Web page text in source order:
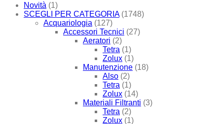
Novità (1)
SCEGLI PER CATEGORIA (1748)
Acquariologia (127)
Accessori Tecnici (27)
Aeratori (2)
Tetra (1)
Zolux (1)
Manutenzione (18)
Also (2)
Tetra (1)
Zolux (14)
Materiali Filtranti (3)
Tetra (2)
Zolux (1)